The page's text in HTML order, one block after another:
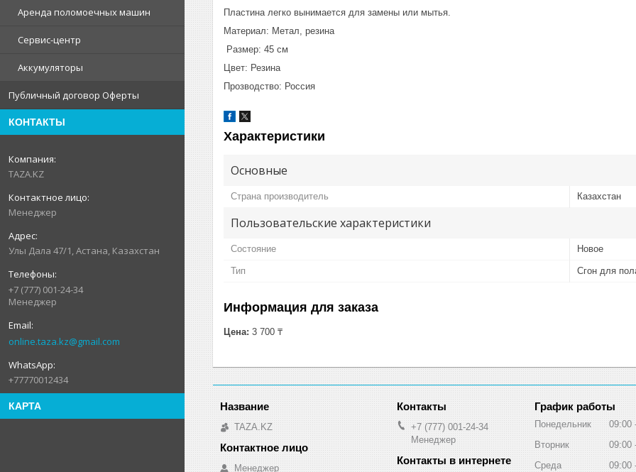
Аренда поломоечных машин
Сервис-центр
Аккумуляторы
Публичный договор Оферты
КОНТАКТЫ
TAZA.KZ
Менеджер
Улы Дала 47/1, Астана, Казахстан
+7 (777) 001-24-34
Менеджер
online.taza.kz@gmail.com
+77770012434
КАРТА
Пластина легко вынимается для замены или мытья.
Материал: Метал, резина
Размер: 45 см
Цвет: Резина
Прозводство: Россия
Характеристики
Основные
Страна производитель Казахстан
Пользовательские характеристики
Состояние Новое
Тип Сгон для
Информация для заказа
Цена: 3 700 ₸
TAZA.KZ
Менеджер
+7 (777) 001-24-34
Менеджер
График работы
Понедельник 09:00
Вторник
09:00
Среда
09:00